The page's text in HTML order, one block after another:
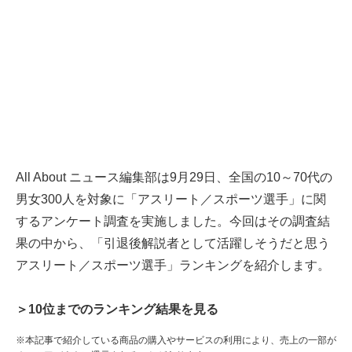
All About ニュース編集部は9月29日、全国の10～70代の
男女300人を対象に「アスリート／スポーツ選手」に関
するアンケート調査を実施しました。今回はその調査結
果の中から、「引退後解説者として活躍しそうだと思う
アスリート／スポーツ選手」ランキングを紹介します。
＞10位までのランキング結果を見る
※本記事で紹介している商品の購入やサービスの利用により、売上の一部が